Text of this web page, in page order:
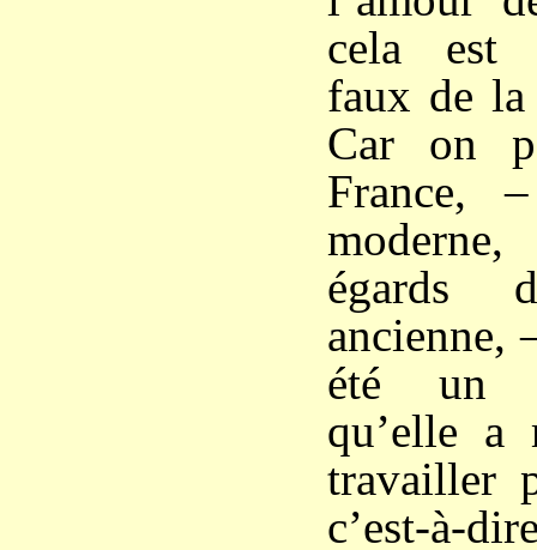
cela est
faux de la
Car on
France,
égards
ancienne,
été un
qu’elle
travailler
c’est-à-